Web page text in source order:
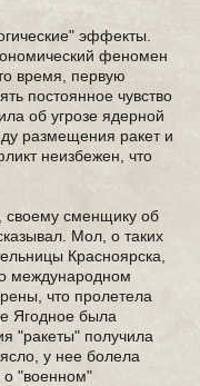
эффекты.
феномен
время, первую
постоянное чувство
об угрозе ядерной
размещения ракет и
неизбежен, что
своему сменщику об
Мол, о таких
Красноярска,
международном
что пролетела
Ягодное была
"ракеты" получила
у нее болела
о "военном"